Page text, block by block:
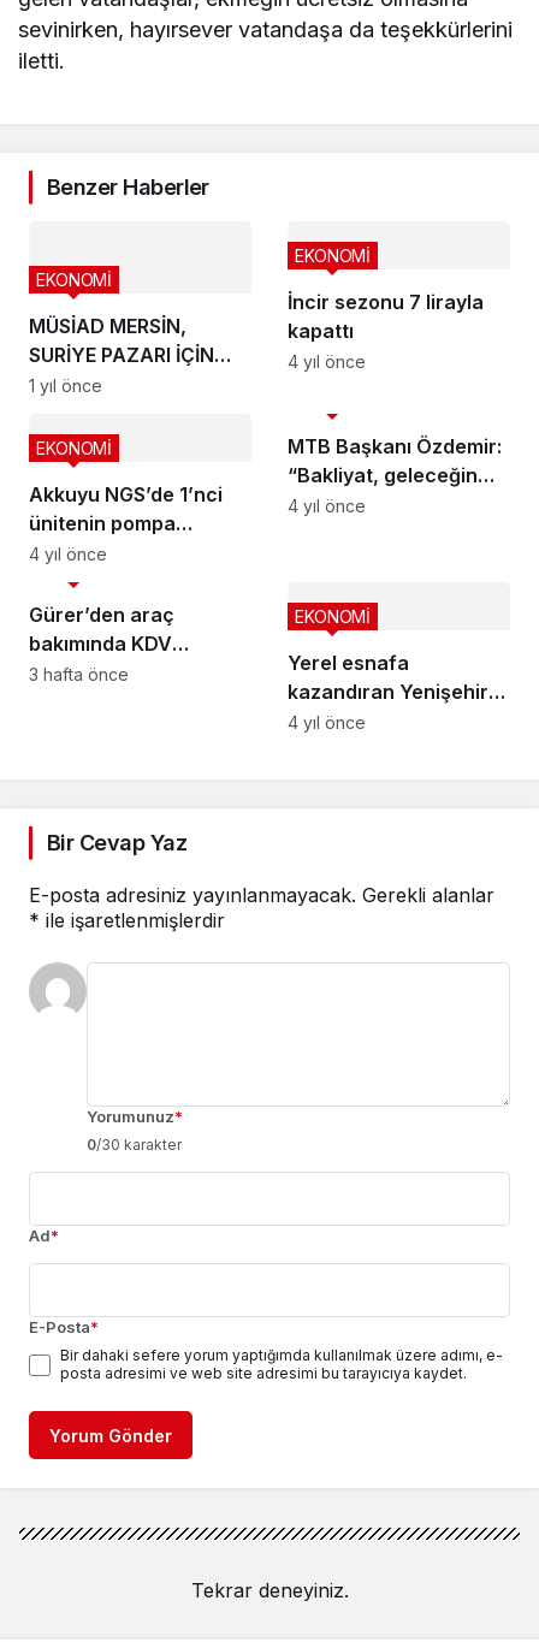
sevinirken, hayırsever vatandaşa da teşekkürlerini
iletti.
Benzer Haberler
MÜSİAD MERSİN,
SURİYE PAZARI İÇİN
HAREKETE GEÇTİ
EKONOMİ
1 yıl önce
İncir sezonu 7 lirayla
kapattı
EKONOMİ
4 yıl önce
Akkuyu NGS’de 1’nci
ünitenin pompa
istasyonunun temeli
inşa ediliyor
EKONOMİ
4 yıl önce
MTB Başkanı Özdemir:
“Bakliyat, geleceğin
gıdası”
4 yıl önce
Gürer’den araç
bakımında KDV
kaldırılsın teklifi
EKONOMİ
3 hafta önce
Yerel esnafa
kazandıran Yenişehir
Halk Kart
EKONOMİ
4 yıl önce
Bir Cevap Yaz
E-posta adresiniz yayınlanmayacak. Gerekli alanlar
* ile işaretlenmişlerdir
Yorumunuz*
0/30 karakter
Ad*
E-Posta*
Bir dahaki sefere yorum yaptığımda kullanılmak üzere adımı, e-
posta adresimi ve web site adresimi bu tarayıcıya kaydet.
Yorum Gönder
Tekrar deneyiniz.